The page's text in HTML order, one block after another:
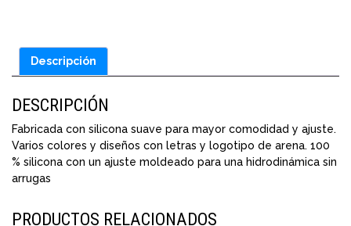
Descripción
DESCRIPCIÓN
Fabricada con silicona suave para mayor comodidad y ajuste.
Varios colores y diseños con letras y logotipo de arena. 100
% silicona con un ajuste moldeado para una hidrodinámica sin
arrugas
PRODUCTOS RELACIONADOS